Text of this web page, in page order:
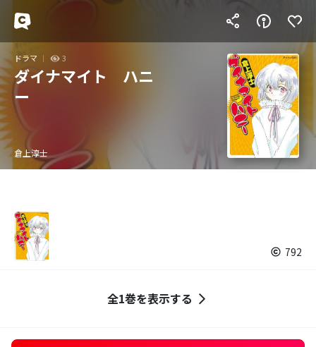
ドラマ 3
ダイナマイト ハニ
ー
倉上淳士
792
全1巻を表示する